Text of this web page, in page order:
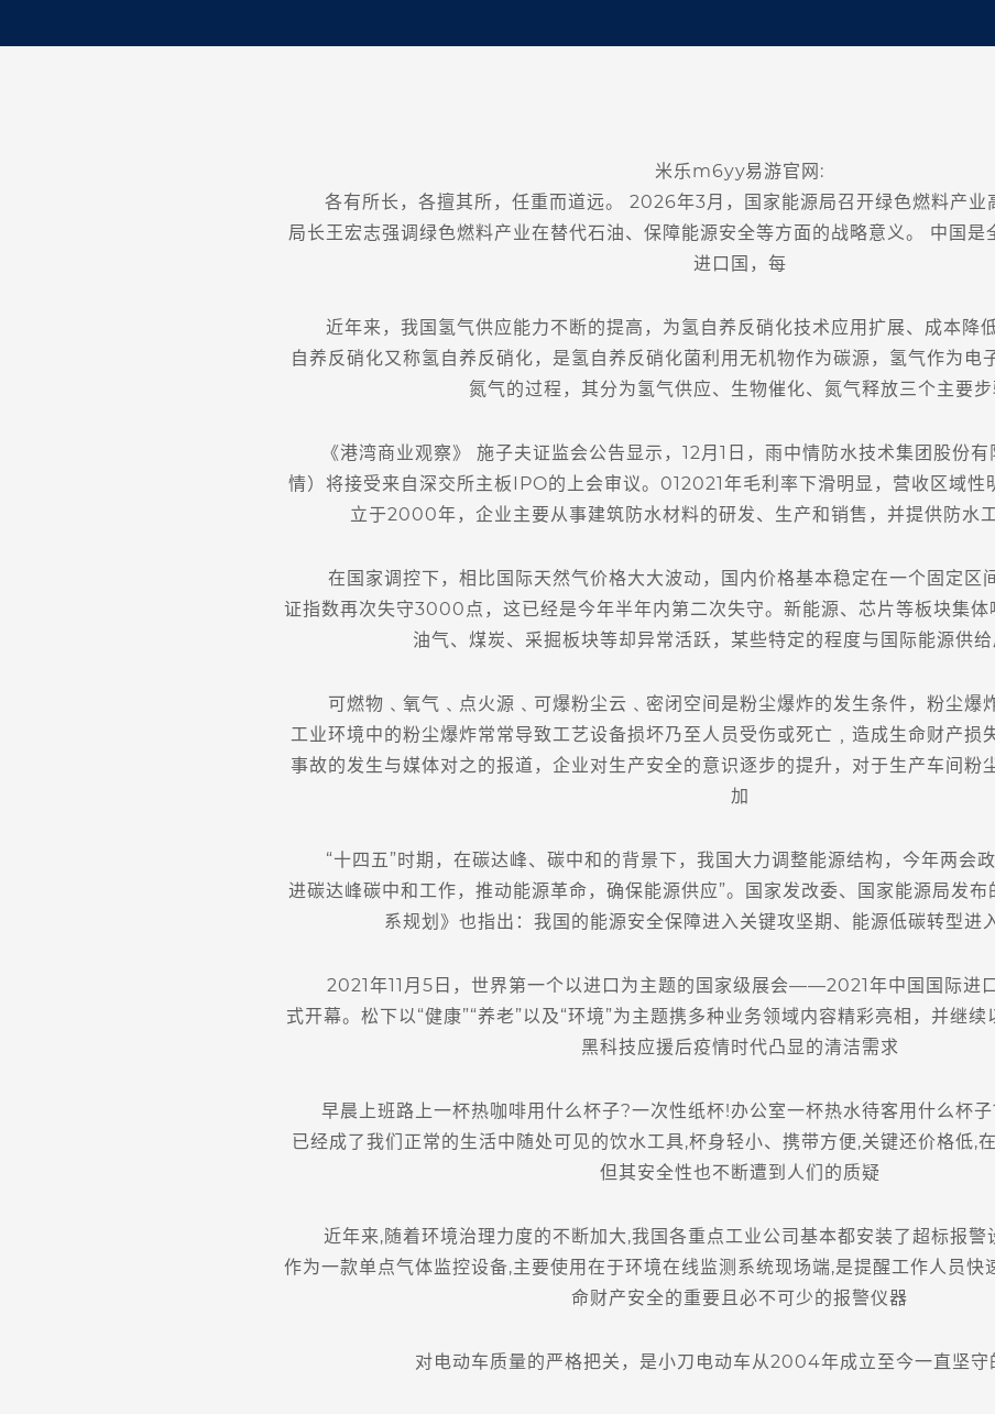
米乐m6yy易游官网:
各有所长，各擅其所，任重而道远。 2026年3月，国家能源局召开绿色燃料产业
局长王宏志强调绿色燃料产业在替代石油、保障能源安全等方面的战略意义。 中国是
进口国，每
近年来，我国氢气供应能力不断的提高，为氢自养反硝化技术应用扩展、成本降
自养反硝化又称氢自养反硝化，是氢自养反硝化菌利用无机物作为碳源，氢气作为电
氮气的过程，其分为氢气供应、生物催化、氮气释放三个主要步
《港湾商业观察》 施子夫证监会公告显示，12月1日，雨中情防水技术集团股份有
情）将接受来自深交所主板IPO的上会审议。012021年毛利率下滑明显，营收区域性
立于2000年，企业主要从事建筑防水材料的研发、生产和销售，并提供防水
在国家调控下，相比国际天然气价格大大波动，国内价格基本稳定在一个固定区
证指数再次失守3000点，这已经是今年半年内第二次失守。新能源、芯片等板块集体
油气、煤炭、采掘板块等却异常活跃，某些特定的程度与国际能源供
可燃物﹑氧气﹑点火源﹑可爆粉尘云﹑密闭空间是粉尘爆炸的发生条件，粉尘爆
工业环境中的粉尘爆炸常常导致工艺设备损坏乃至人员受伤或死亡﹐造成生命财产损
事故的发生与媒体对之的报道，企业对生产安全的意识逐步的提升，对于生产车间粉
加
“十四五”时期，在碳达峰、碳中和的背景下，我国大力调整能源结构，今年两会
进碳达峰碳中和工作，推动能源革命，确保能源供应”。国家发改委、国家能源局发布
系规划》也指出：我国的能源安全保障进入关键攻坚期、能源低碳转型进
2021年11月5日，世界第一个以进口为主题的国家级展会——2021年中国国际进
式开幕。松下以“健康”“养老”以及“环境”为主题携多种业务领域内容精彩亮相，并继
黑科技应援后疫情时代凸显的清洁需求
早晨上班路上一杯热咖啡用什么杯子?一次性纸杯!办公室一杯热水待客用什么杯子
已经成了我们正常的生活中随处可见的饮水工具,杯身轻小、携带方便,关键还价格低,
但其安全性也不断遭到人们的质疑
近年来,随着环境治理力度的不断加大,我国各重点工业公司基本都安装了超标报警
作为一款单点气体监控设备,主要使用在于环境在线监测系统现场端,是提醒工作人员快
命财产安全的重要且必不可少的报警仪器
对电动车质量的严格把关，是小刀电动车从2004年成立至今一直坚守